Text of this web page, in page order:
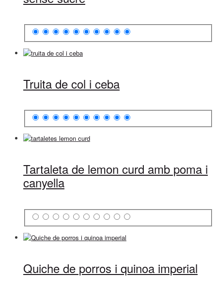
Truita de col i ceba
Tartaleta de lemon curd amb poma i
canyella
Quiche de porros i quinoa imperial